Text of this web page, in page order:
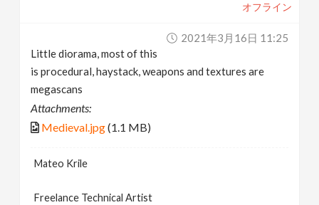
オフライン
2021年3月16日 11:25
Little diorama, most of this
is procedural, haystack, weapons and textures are
megascans
Attachments:
Medieval.jpg(1.1 MB)
Mateo Krile
Freelance Technical Artist